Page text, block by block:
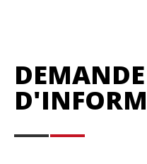
DEMANDE